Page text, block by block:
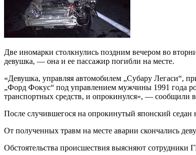
Две иномарки столкнулись поздним вечером во
девушка, — она и ее пассажир погибли на месте.
«Девушка, управляя автомобилем „Субару Легаси“,
„Форд Фокус“ под управлением мужчины 1991 года
транспортных средств, и опрокинулся», —
После случившегося на опрокинутый японский
От полученных травм на месте аварии скончались
Обстоятельства происшествия выясняют